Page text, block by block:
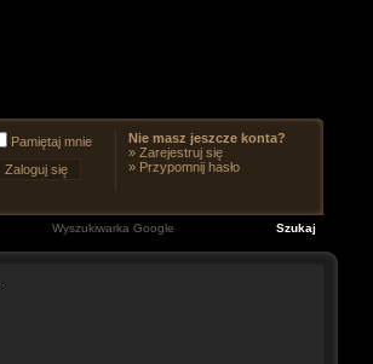
Pamiętaj mnie
Nie masz jeszcze konta?
» Zarejestruj się
» Przypomnij hasło